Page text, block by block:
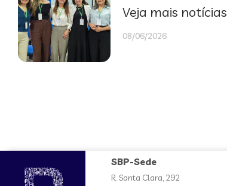
Veja mais notícias
08/06/2026
SBP-Sede
R. Santa Clara, 292